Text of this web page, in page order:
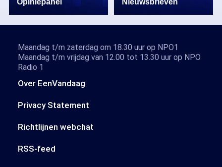
Opiniepanel Nieuwsbrieven
Over EenVandaag
Privacy Statement
Richtlijnen webchat
RSS-feed
Maandag t/m zaterdag om 18.30 uur op NPO1
Maandag t/m vrijdag van 12.00 tot 13.30 uur op NPO
Radio 1